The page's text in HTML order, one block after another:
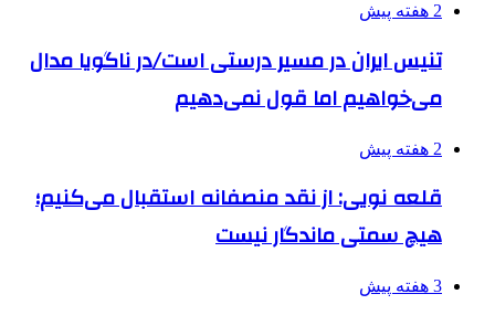
2 هفته پیش
تنیس ایران در مسیر درستی است/در ناگویا مدال
می‌خواهیم اما قول نمی‌دهیم
2 هفته پیش
قلعه نویی: از نقد منصفانه استقبال می‌کنیم؛
هیچ سمتی ماندگار نیست
3 هفته پیش